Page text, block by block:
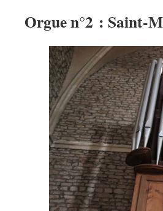
Orgue n°2 : Saint-